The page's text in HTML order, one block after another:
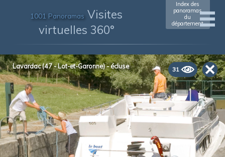
1001 Panoramas Visites
virtuelles 360°
Index des
panoramas
du
département
31
Lavardac (47 - Lot-et-Garonne) - écluse